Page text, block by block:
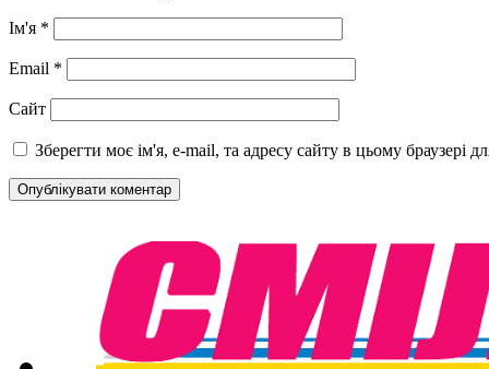
Ім'я *
Email *
Сайт
Зберегти моє ім'я, e-mail, та адресу сайту в цьому браузері